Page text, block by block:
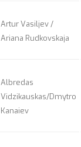
Artur Vasiljev /
Ariana Rudkovskaja
Albredas
Vidzikauskas/Dmytro
Kanaiev